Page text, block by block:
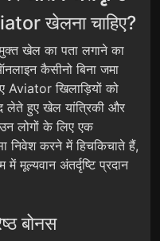
खेलना चाहिए?
खेल का पता लगाने का
कैसीनो बिना जमा
Aviator खिलाड़ियों को
लेते हुए खेल यांत्रिकी और
लोगों के लिए एक
निवेश करने में हिचकिचाते हैं,
अंतर्दृष्टि प्रदान
बोनस